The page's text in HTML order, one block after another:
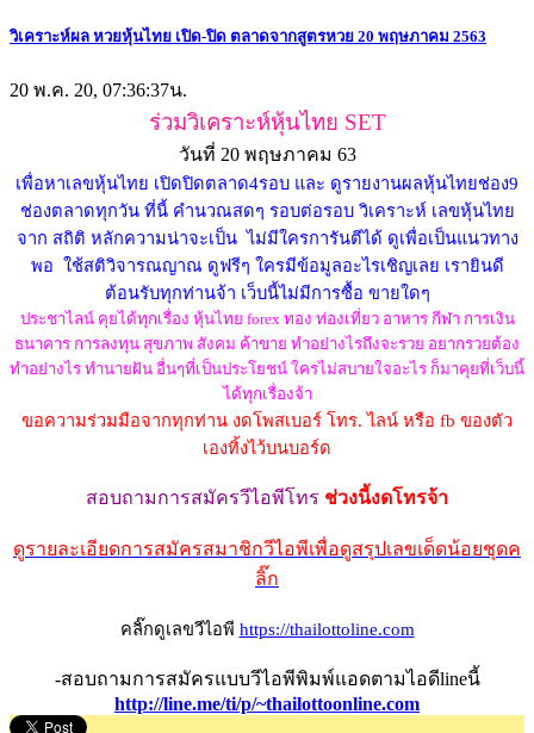
วิเคราะห์ผล หวยหุ้นไทย เปิด-ปิด ตลาดจากสูตรหวย 20 พฤษภาคม 2563
20 พ.ค. 20, 07:36:37น.
ร่วมวิเคราะห์หุ้นไทย SET
วันที่ 20 พฤษภาคม 63
เพื่อหาเลขหุ้นไทย เปิดปิดตลาด4รอบ และ ดูรายงานผลหุ้นไทยช่อง9
ช่องตลาดทุกวัน ที่นี้ คำนวณสดๆ รอบต่อรอบ วิเคราะห์ เลขหุ้นไทย
จาก สถิติ หลักความน่าจะเป็น ไม่มีใครการันตีได้ ดูเพื่อเป็นแนวทาง
พอ ใช้สติวิจารณญาณ ดูฟรีๆ ใครมีข้อมูลอะไรเชิญเลย เรายินดี
ต้อนรับทุกท่านจ้า เว็บนี้ไม่มีการซื้อ ขายใดๆ
ประชาไลน์ คุยได้ทุกเรื่อง หุ้นไทย forex ทอง ท่องเที่ยว อาหาร กีฬา การเงิน
ธนาคาร การลงทุน สุขภาพ สังคม ค้าขาย ทำอย่างไรถึงจะรวย อยากรวยต้อง
ทำอย่างไร ทำนายฝัน อื่นๆที่เป็นประโยชน์ ใครไม่สบายใจอะไร ก็มาคุยที่เว็บนี้
ได้ทุกเรื่องจ้า
ขอความร่วมมือจากทุกท่าน งดโพสเบอร์ โทร. ไลน์ หรือ fb ของตัว
เองทิ้งไว้บนบอร์ด
สอบถามการสมัครวีไอพีโทร ช่วงนี้งดโทรจ้า
ดูรายละเอียดการสมัครสมาชิกวีไอพีเพื่อดูสรุปเลขเด็ดน้อยชุดค
ลิ๊ก
คลิ๊กดูเลขวีไอพี https://thailottoline.com
-สอบถามการสมัครแบบวีไอพีพิมพ์แอดตามไอดีlineนี้
http://line.me/ti/p/~thailottoonline.com